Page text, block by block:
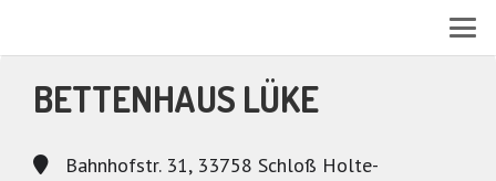
BETTENHAUS LÜKE
Bahnhofstr. 31, 33758 Schloß Holte-